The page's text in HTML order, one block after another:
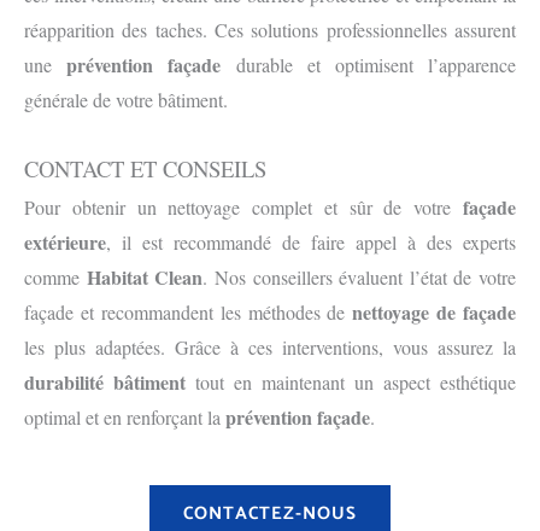
réapparition des taches. Ces solutions professionnelles assurent
uneprévention façade durable et optimisent l’apparence
générale de votre bâtiment.
CONTACT ET CONSEILS
Pour obtenir un nettoyage complet et sûr de votre façade
extérieure, il est recommandé de faire appel à des experts
comme Habitat Clean. Nos conseillers évaluent l’état de votre
façade et recommandent les méthodes denettoyage de façade
les plus adaptées. Grâce à ces interventions, vous assurez la
durabilité bâtiment tout en maintenant un aspect esthétique
optimal et en renforçant la prévention façade.
CONTACTEZ-NOUS